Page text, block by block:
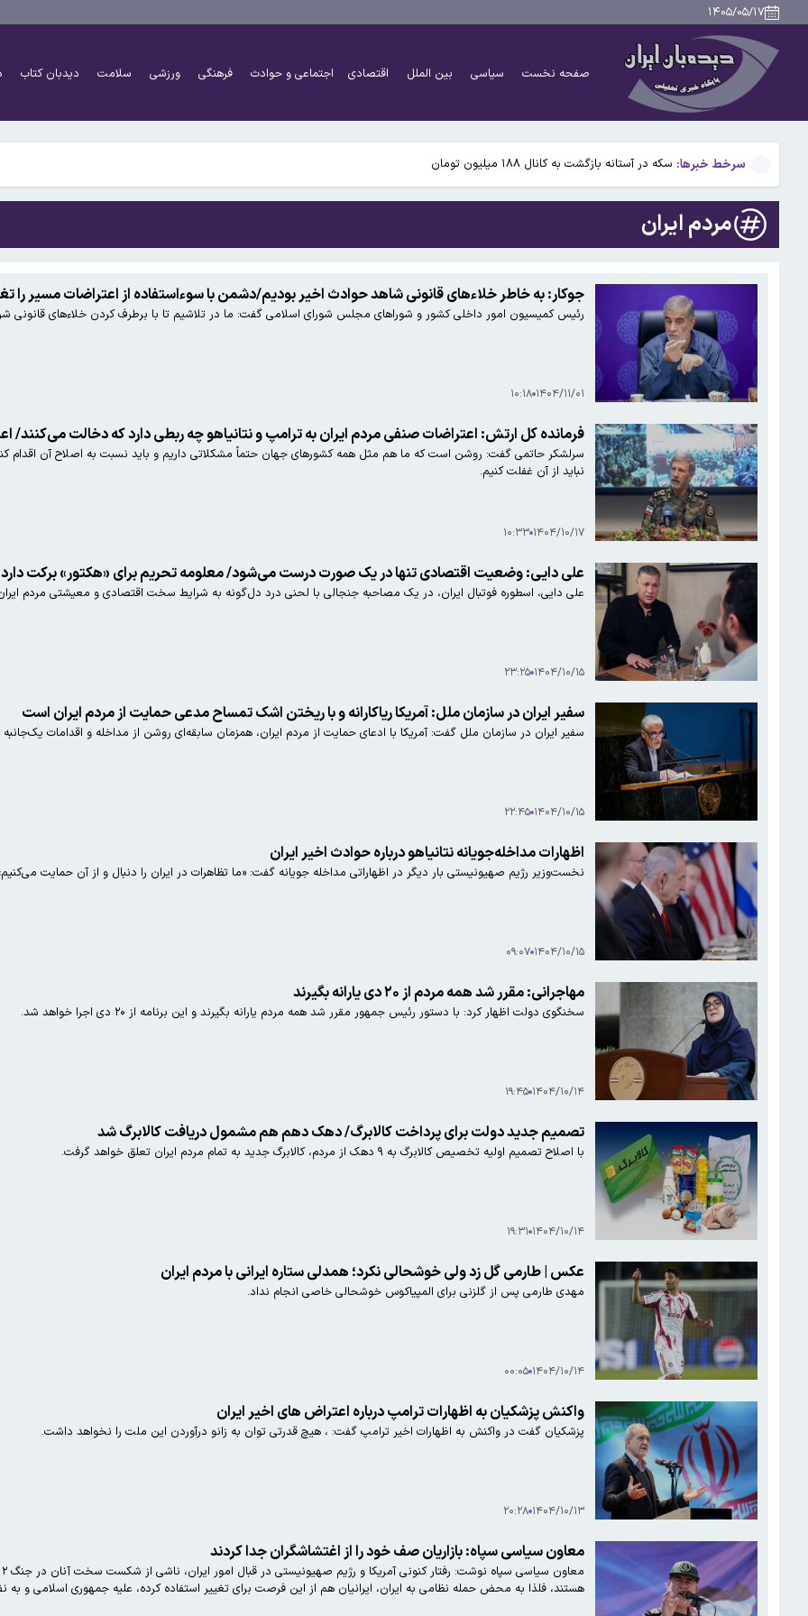
۱۴۰۵/۰۵/۱۷
صفحه نخست سیاسی بین الملل اقتصادی اجتماعی و حوادث فرهنگی ورزشی سلامت دیدبان کتاب
سرخط خبرها:
۹۴۵ هزار فقره تخلف موتورسواران در تهران
استارلینک اروپایی چه زمان وارد بازار می‌شود؟
ذوالقدر: تا آمریکا رفتارش را تصحیح نکند، تنگه هرمز باز نخواهد شد
سکه در آستانه بازگشت به کانال ۱۸۸ میلیون تومان
علت اصلی آلودگی هوای تهران در روزهای اخیر چه بود؟
استارلینک اروپایی چه زمان وارد بازار می‌شود؟
ذوالقدر: تا آمریکا رفتارش را تصحیح نکند، تنگه هرمز باز نخواهد شد
مردم ایران
جوکار: به خاطر خلاءهای قانونی شاهد حوادث اخیر بودیم/دشمن با سوءاستفاده از اعتراضات مسیر را
رئیس کمیسیون امور داخلی کشور و شوراهای مجلس شورای اسلامی گفت: ما در تلاشیم تا با برطرف کردن خلاء‌های قانونی
۱۴۰۴/۱۱/۰۱ ۱۰:۱۸
فرمانده کل ارتش: اعتراضات صنفی مردم ایران به ترامپ و نتانیاهو چه ربطی دارد که دخالت
سرلشکر حاتمی گفت: روشن است که ما هم مثل همه کشورهای جهان حتماً مشکلاتی داریم و باید نسبت به اصلاح آن اقدام
نباید از آن غفلت کنیم.
۱۴۰۴/۱۰/۱۷ ۱۰:۳۳
علی دایی: وضعیت اقتصادی تنها در یک صورت درست می‌شود/ معلومه تحریم‌ برای «هکتور» برکت دارد
علی دایی، اسطوره فوتبال ایران، در یک مصاحبه جنجالی با لحنی درد دل‌گونه به شرایط سخت اقتصادی و معیشتی مردم
۱۴۰۴/۱۰/۱۵ ۲۳:۲۵
سفیر ایران در سازمان ملل: آمریکا ریاکارانه و با ریختن اشک تمساح مدعی حمایت از مردم ایران است
سفیر ایران در سازمان ملل گفت: آمریکا با ادعای حمایت از مردم ایران، همزمان سابقه‌ای روشن از مداخله و اقدامات
۱۴۰۴/۱۰/۱۵ ۲۲:۴۵
اظهارات مداخله‌جویانه نتانیاهو درباره حوادث اخیر ایران
نخست‌وزیر رژیم صهیونیستی بار دیگر در اظهاراتی مداخله جویانه گفت: «ما تظاهرات در ایران را دنبال و از آن حمایت
۱۴۰۴/۱۰/۱۵ ۰۹:۰۷
مهاجرانی: مقرر شد همه مردم از ۲۰ دی یارانه بگیرند
سخنگوی دولت اظهار کرد: با دستور رئیس جمهور مقرر شد همه مردم یارانه بگیرند و این برنامه از ۲۰ دی اجرا خواهد شد.
۱۴۰۴/۱۰/۱۴ ۱۹:۴۵
تصمیم جدید دولت برای پرداخت کالابرگ/ دهک دهم هم مشمول دریافت کالابرگ شد
با اصلاح تصمیم اولیه تخصیص کالابرگ به ۹ دهک از مردم، کالابرگ جدید به تمام مردم ایران تعلق خواهد گرفت.
۱۴۰۴/۱۰/۱۴ ۱۹:۳۱
عکس | طارمی گل زد ولی خوشحالی نکرد؛ همدلی ستاره ایرانی با مردم ایران
مهدی طارمی پس از گلزنی برای المپیاکوس خوشحالی خاصی انجام نداد.
۱۴۰۴/۱۰/۱۴ ۰۰:۰۵
واکنش پزشکیان به اظهارات ترامپ درباره اعتراض های اخیر ایران
پزشکیان گفت در واکنش به اظهارات اخیر ترامپ گفت: ، هیچ قدرتی توان به زانو درآوردن این ملت را نخواهد داشت.
۱۴۰۴/۱۰/۱۳ ۲۰:۲۸
معاون سیاسی سپاه: بازاریان صف خود را از اغتشاشگران جدا کردند
هستند، فلذا به محض حمله نظامی به ایران، ایرانیان هم از این فرصت برای تغییر استفاده کرده، علیه جمهوری اسلامی و به